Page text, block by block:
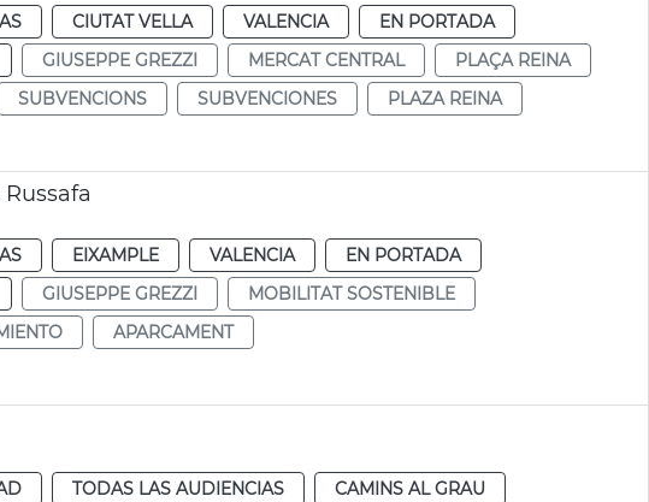
CIUTAT VELLA VALENCIA
EN PORTADA
GIUSEPPE GREZZI MERCAT CENTRAL
PLAÇA REINA
SUBVENCIONS SUBVENCIONES
PLAZA REINA
EIXAMPLE VALENCIA
EN PORTADA
GIUSEPPE GREZZI
MOBILITAT SOSTENIBLE
APARCAMENT
TODAS LAS AUDIENCIAS CAMINS AL GRAU